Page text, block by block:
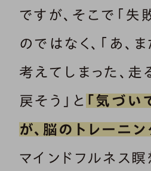
ですが、そこで「失
のではなく、「あ、
考えてしまった、走
戻そう」と 「気づい
が、脳のトレーニン
マインドフルネス